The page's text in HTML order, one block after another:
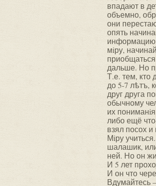
впадают в
объемно,
они
опять
мiру,
дальше. Но
Т.е. тем, кто
до 5-7 лѣтъ,
друг друга
обычному
их
либо ещё
взял посох
Мiру
шалашик,
ней. Но он
И 5 лет
И он что
Вдумайтесь